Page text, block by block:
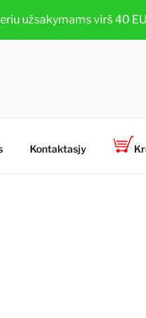
užsakymams virš 40
Kontaktasjy